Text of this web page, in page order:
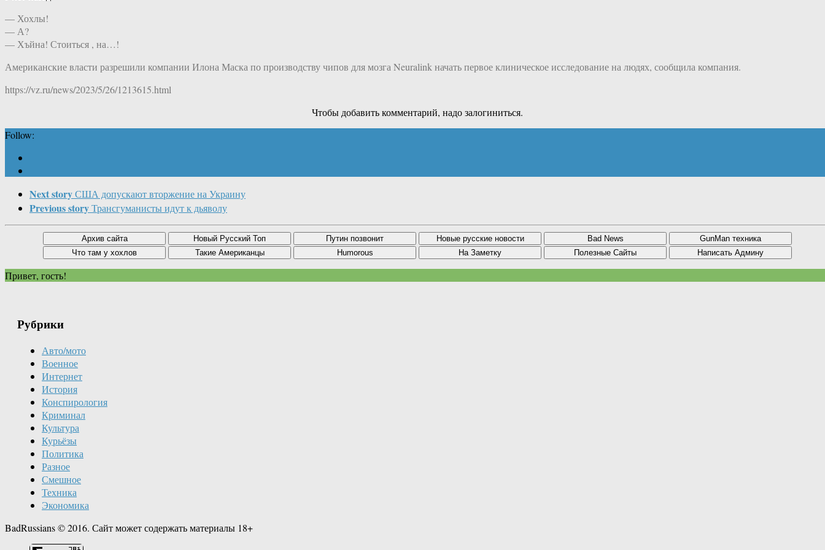
— Хохлы!
— А?
— Хъйна! Стоиться , на…!
Американские власти разрешили компании Илона Маска по производству чипов для мозга Neuralink начать первое клиническое исследование на людях, сообщила компания.
https://vz.ru/news/2023/5/26/1213615.html
Чтобы добавить комментарий, надо залогиниться.
Follow:
Next storyСША допускают вторжение на Украину
Previous storyТрансгуманисты идут к дьяволу
Привет, гость!
Рубрики
Авто/мото
Военное
Интернет
История
Конспирология
Криминал
Культура
Курьёзы
Политика
Разное
Смешное
Техника
Экономика
BadRussians © 2016. Сайт может содержать материалы 18+